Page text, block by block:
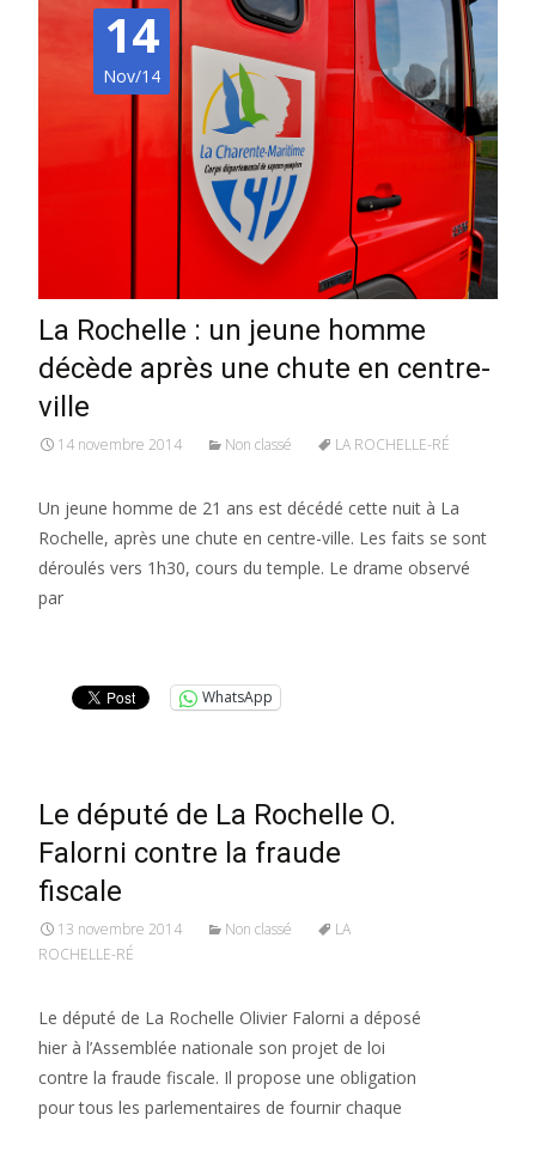
14
Nov/14
La Rochelle : un jeune homme
décède après une chute en centre-
ville
14 novembre 2014 Non classé LA ROCHELLE-RÉ
Un jeune homme de 21 ans est décédé cette nuit à La
Rochelle, après une chute en centre-ville. Les faits se sont
déroulés vers 1h30, cours du temple. Le drame observé
par
WhatsApp
Le député de La Rochelle O.
Falorni contre la fraude
fiscale
13 novembre 2014 Non classé
LA
ROCHELLE-RÉ
Le député de La Rochelle Olivier Falorni a déposé
hier à l’Assemblée nationale son projet de loi
contre la fraude fiscale. Il propose une obligation
pour tous les parlementaires de fournir chaque